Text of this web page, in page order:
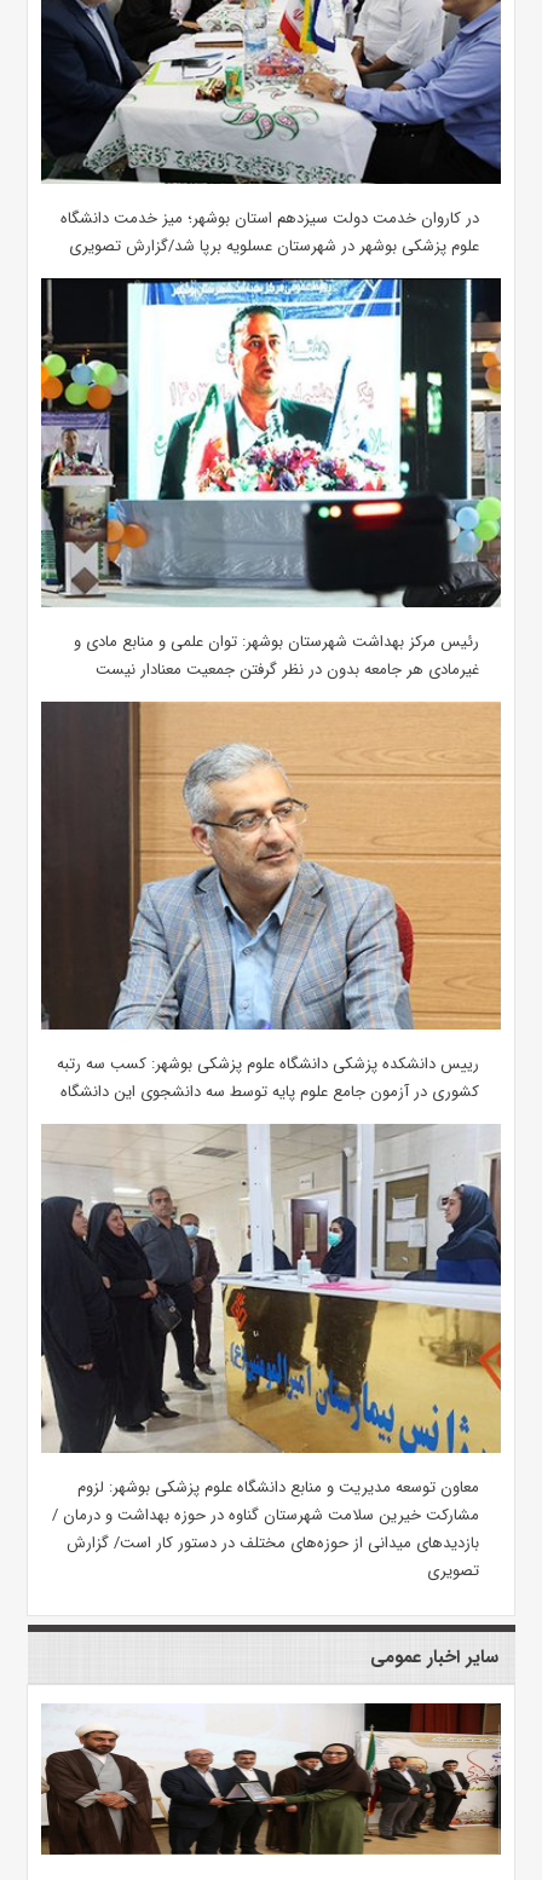
در کاروان خدمت دولت سیزدهم استان بوشهر؛ میز خدمت دانشگاه
علوم پزشکی بوشهر در شهرستان عسلویه برپا شد/گزارش تصویری
رئیس مرکز بهداشت شهرستان بوشهر: توان علمی و منابع مادی و
غیرمادی هر جامعه بدون در نظر گرفتن جمعیت معنادار نیست
رییس دانشکده پزشکی دانشگاه علوم پزشکی بوشهر: کسب سه رتبه
کشوری در آزمون جامع علوم پایه توسط سه دانشجوی این دانشگاه
معاون توسعه مدیریت و منابع دانشگاه علوم پزشکی بوشهر: لزوم
مشارکت خیرین سلامت شهرستان گناوه در حوزه بهداشت و درمان /
بازدیدهای میدانی از حوزه‌های مختلف در دستور کار است/ گزارش
تصویری
سایر اخبار عمومی